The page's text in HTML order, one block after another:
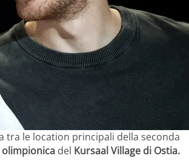
tra le location principali della seconda
olimpionica del Kursaal Village di Ostia.